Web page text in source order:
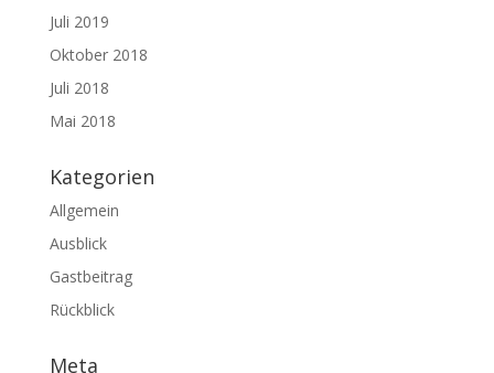
Juli 2019
Oktober 2018
Juli 2018
Mai 2018
Kategorien
Allgemein
Ausblick
Gastbeitrag
Rückblick
Meta